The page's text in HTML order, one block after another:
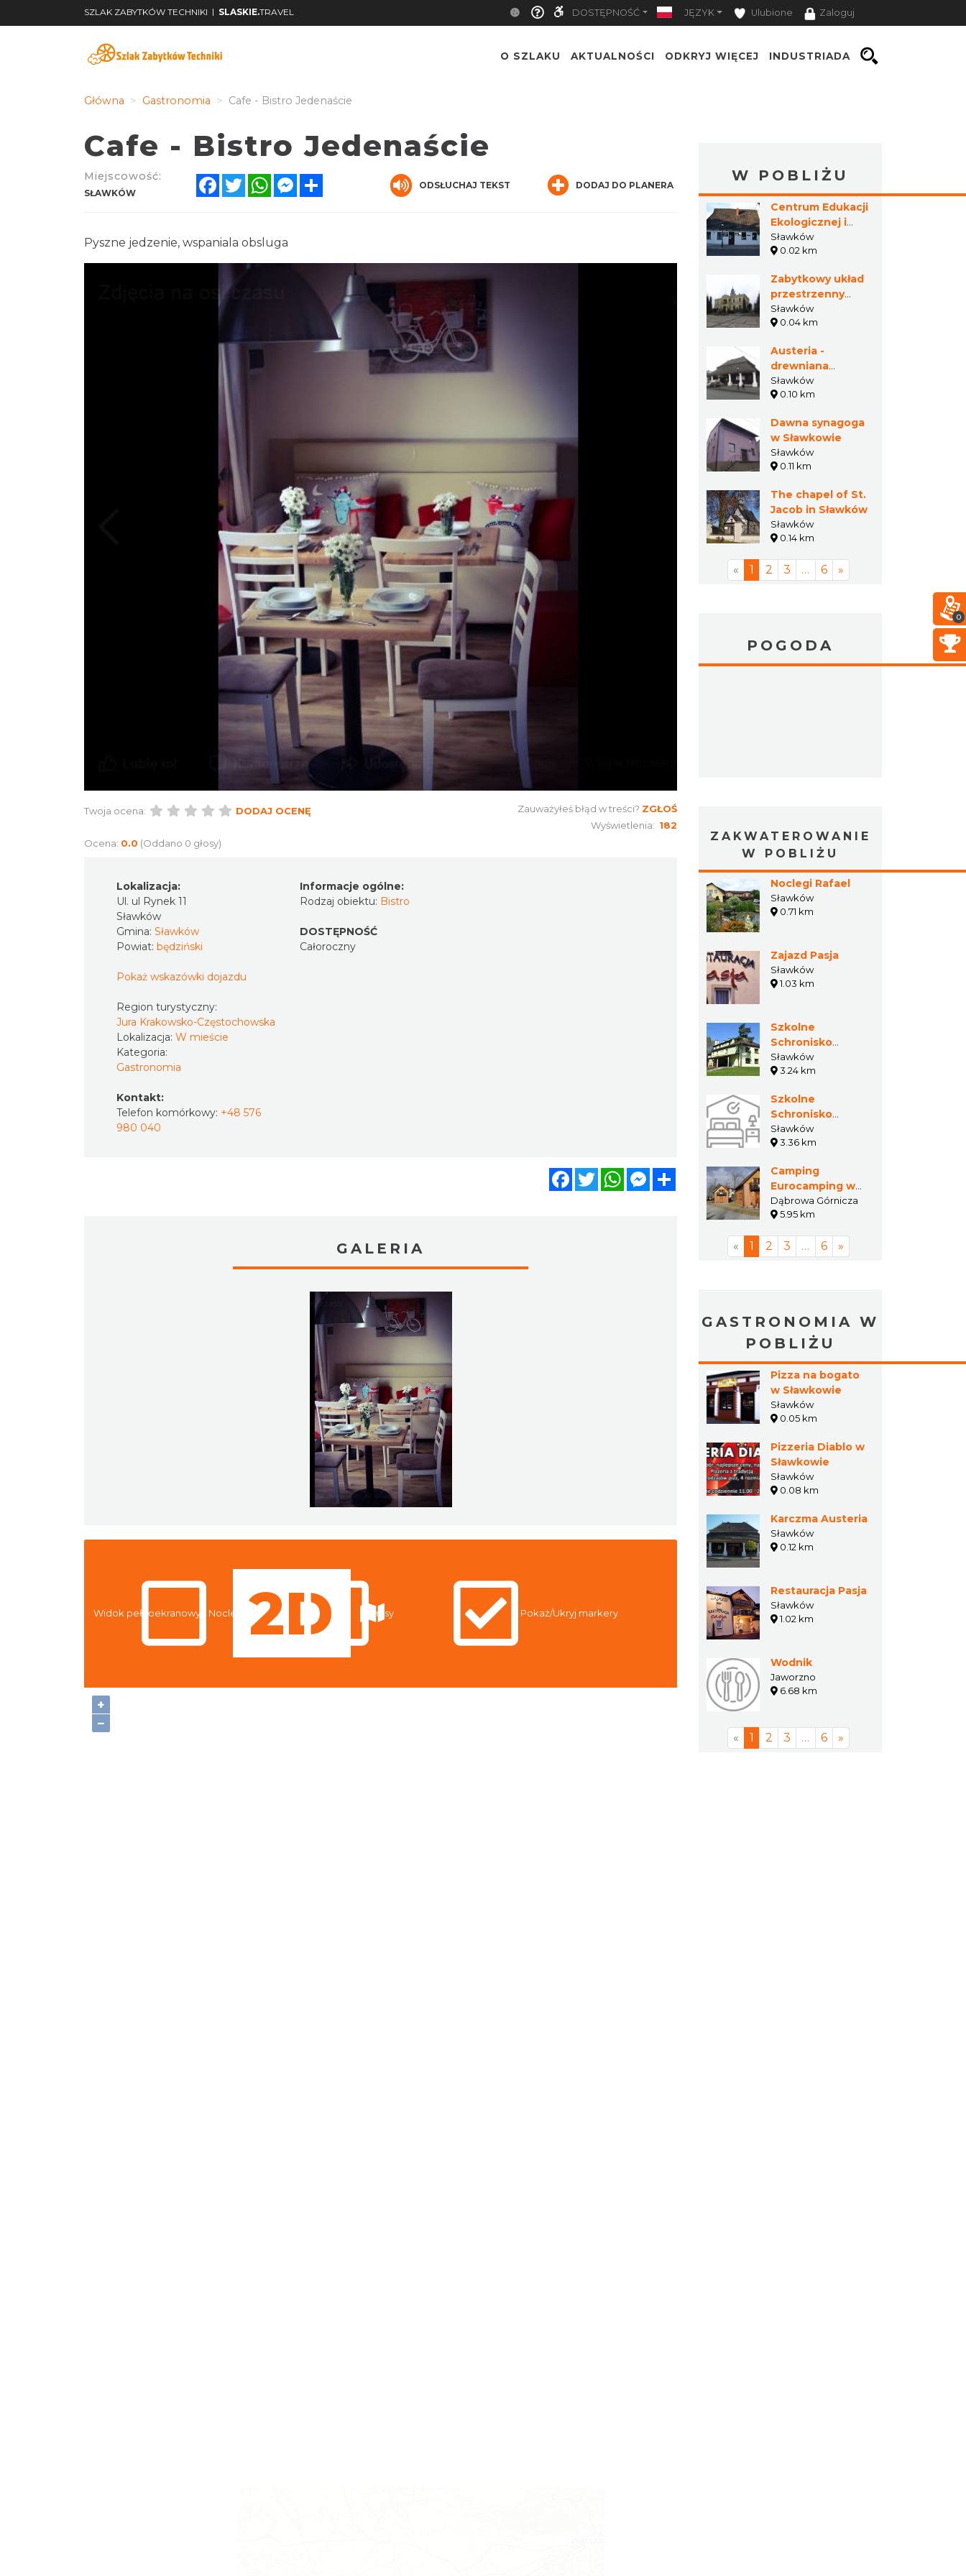
SZLAK ZABYTKÓW TECHNIKI | SLASKIE.TRAVEL DOSTĘPNOŚĆ JĘZYK Ulubione Zaloguj
O SZLAKU AKTUALNOŚCI ODKRYJ WIĘCEJ INDUSTRIADA
Główna Gastronomia Cafe - Bistro Jedenaście
Cafe - Bistro Jedenaście
Miejscowość:
SŁAWKÓW
FacebookTwitterWhatsAppMessenger ODSŁUCHAJ TEKST DODAJ DO PLANERA
Pyszne jedzenie, wspaniala obsluga
Twoja ocena: DODAJ OCENĘ
Ocena: 0.0 (Oddano 0 głosy)
Zauważyłeś błąd w treści? ZGŁOŚ
Wyświetlenia: 182
Lokalizacja:
Ul. ul Rynek 11
Sławków
Gmina: Sławków
Powiat: będziński
Pokaż wskazówki dojazdu
Region turystyczny:
Jura Krakowsko-Częstochowska
Lokalizacja: W mieście
Kategoria:
Gastronomia
Kontakt:
Telefon komórkowy: +48 576
980 040
Informacje ogólne:
Rodzaj obiektu: Bistro
DOSTĘPNOŚĆ
Całoroczny
FacebookTwitterWhatsAppMessenger
Share
GALERIA
+
−
Widok pełnoekranowy: Noclegi Trasy Pokaż/Ukryj markery
W POBLIŻU
Centrum Edukacji
Ekologicznej i
Kulturowej w
Sławkowie
Sławków
0.02 km
Zabytkowy układ
przestrzenny
Sławkowa
Sławków
0.04 km
Austeria -
drewniana
karczma w
Sławkowie
Sławków
0.10 km
Dawna synagoga
w Sławkowie
Sławków
0.11 km
The chapel of St.
Jacob in Sławków
Sławków
0.14 km
« 1 2 3 … 6 »
POGODA
ZAKWATEROWANIE
W POBLIŻU
Noclegi Rafael
Sławków
0.71 km
Zajazd Pasja
Sławków
1.03 km
Szkolne
Schronisko
Młodzieżowe w
Sławkowie
Sławków
3.24 km
Szkolne
Schronisko
Młodzieżowe w
Sławkowie
Sławków
3.36 km
Camping
Eurocamping w
Błędowie
Dąbrowa Górnicza
5.95 km
« 1 2 3 … 6 »
GASTRONOMIA W
POBLIŻU
Pizza na bogato
w Sławkowie
Sławków
0.05 km
Pizzeria Diablo w
Sławkowie
Sławków
0.08 km
Karczma Austeria
Sławków
0.12 km
Restauracja Pasja
Sławków
1.02 km
Wodnik
Jaworzno
6.68 km
« 1 2 3 … 6 »
0